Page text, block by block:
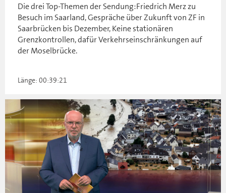
Die drei Top-Themen der Sendung:Friedrich Merz zu
Besuch im Saarland, Gespräche über Zukunft von ZF in
Saarbrücken bis Dezember, Keine stationären
Grenzkontrollen, dafür Verkehrseinschränkungen auf
der Moselbrücke.
Länge: 00:39:21